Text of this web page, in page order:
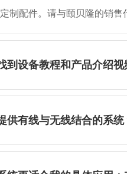
制配件。请与颐贝隆的销售
到设备教程和产品介绍视
供有线与无线结合的系统